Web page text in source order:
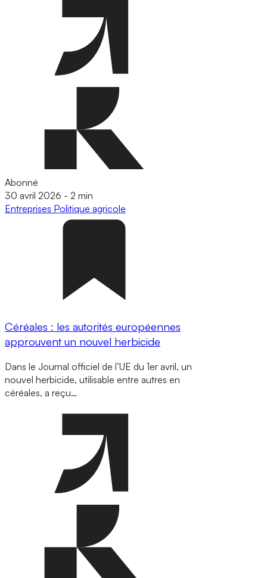
Abonné
30 avril 2026 - 2 min
Entreprises Politique agricole
Céréales : les autorités européennes
approuvent un nouvel herbicide
Dans le Journal officiel de l’UE du 1er avril, un
nouvel herbicide, utilisable entre autres en
céréales, a reçu…